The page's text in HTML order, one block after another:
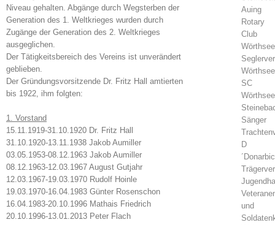
Niveau gehalten. Abgänge durch Wegsterben der
Generation des 1. Weltkrieges wurden durch
Zugänge der Generation des 2. Weltkrieges
ausgeglichen.
Der Tätigkeitsbereich des Vereins ist unverändert
geblieben.
Der Gründungsvorsitzende Dr. Fritz Hall amtierten
bis 1922, ihm folgten:
1. Vorstand
15.11.1919-31.10.1920 Dr. Fritz Hall
31.10.1920-13.11.1938 Jakob Aumiller
03.05.1953-08.12.1963 Jakob Aumiller
08.12.1963-12.03.1967 August Gutjahr
12.03.1967-19.03.1970 Rudolf Hoinle
19.03.1970-16.04.1983 Günter Rosenschon
16.04.1983-20.10.1996 Mathais Friedrich
20.10.1996-13.01.2013 Peter Flach
Auing
Rotary
Club
Wörthsee
Wörthsee
SC
Wörthsee
Sänger
D
und